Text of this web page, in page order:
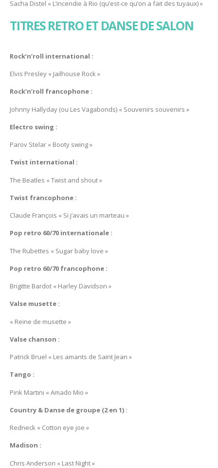
Sacha Distel « L’incendie à Rio (qu’est-ce qu’on a fait des tuyaux) »
TITRES RETRO ET DANSE DE SALON
Rock’n’roll international :
Elvis Presley « Jailhouse Rock »
Rock’n’roll francophone :
Johnny Hallyday (ou Les Vagabonds) « Souvenirs souvenirs »
Electro swing :
Parov Stelar « Booty swing »
Twist international :
The Beatles « Twist and shout »
Twist francophone :
Claude François « Si j’avais un marteau »
Pop retro 60/70 internationale :
The Rubettes « Sugar baby love »
Pop retro 60/70 francophone :
Brigitte Bardot « Harley Davidson »
Valse musette :
« Reine de musette »
Valse chanson :
Patrick Bruel « Les amants de Saint Jean »
Tango :
Pink Martini « Amado Mio »
Country & Danse de groupe (2 en 1) :
Redneck « Cotton eye joe »
Madison :
Chris Anderson « Last Night »